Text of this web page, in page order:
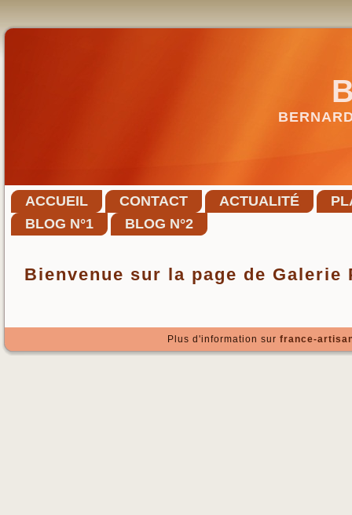
ACCUEIL CONTACT ACTUALITÉ
BLOG N°1
BLOG N°2
Bienvenue sur la page de Galerie
Plus d'information sur france-